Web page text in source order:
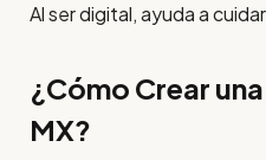
Al ser digital, ayuda a
¿Cómo Crear
MX?